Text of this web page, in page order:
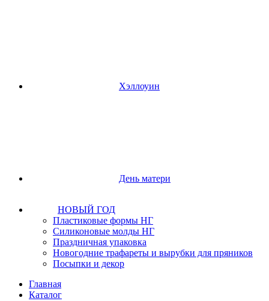
Хэллоуин
День матери
НОВЫЙ ГОД
Пластиковые формы НГ
Силиконовые молды НГ
Праздничная упаковка
Новогодние трафареты и вырубки для пряников
Посыпки и декор
Главная
Каталог